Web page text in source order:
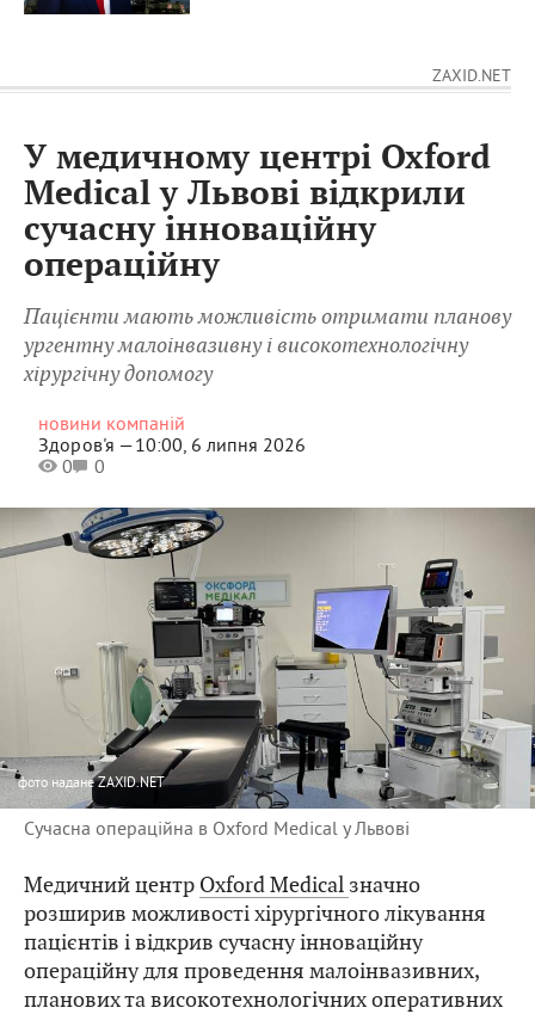
ZAXID.NET
У медичному центрі Oxford
Medical у Львові відкрили
сучасну інноваційну
операційну
Пацієнти мають можливість отримати планову
ургентну малоінвазивну і високотехнологічну
хірургічну допомогу
новини компаній
Здоров'я —10:00, 6 липня 2026
0
0
фото надане ZAXID.NET
Сучасна операційна в Oxford Medical у Львові
Медичний центр Oxford Medical значно
розширив можливості хірургічного лікування
пацієнтів і відкрив сучасну інноваційну
операційну для проведення малоінвазивних,
планових та високотехнологічних оперативних